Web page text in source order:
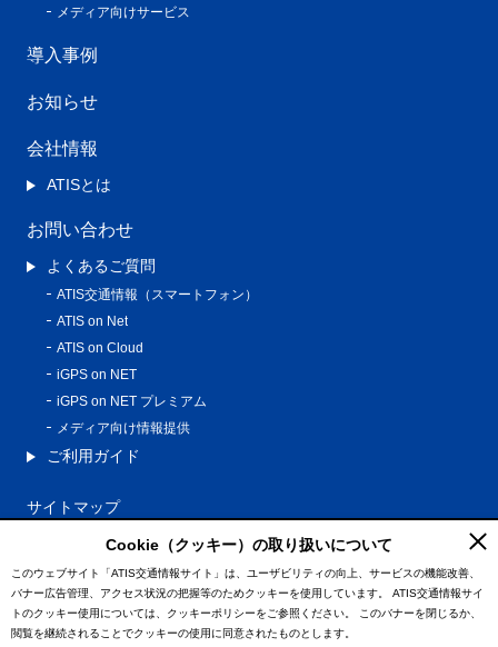
メディア向けサービス
導入事例
お知らせ
会社情報
ATISとは
お問い合わせ
よくあるご質問
ATIS交通情報（スマートフォン）
ATIS on Net
ATIS on Cloud
iGPS on NET
iGPS on NET プレミアム
メディア向け情報提供
ご利用ガイド
サイトマップ
プライバシーポリシー
利用規約
特定商取引法に基づく表記
情報の外部通信について
Cookie（クッキー）の取り扱いについて
このウェブサイト「ATIS交通情報サイト」は、ユーザビリティの向上、サービスの機能改善、
バナー広告管理、アクセス状況の把握等のためクッキーを使用しています。
ATIS交通情報サイ
トのクッキー使用については、クッキーポリシーをご参照ください。
このバナーを閉じるか、
閲覧を継続されることでクッキーの使用に同意されたものとします。